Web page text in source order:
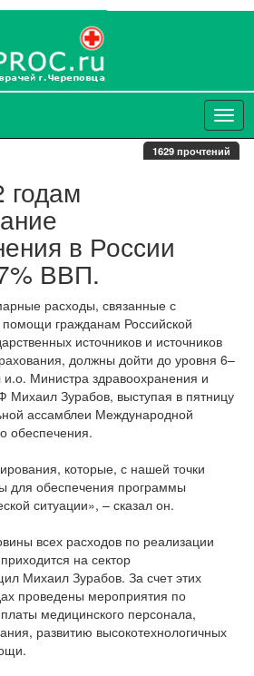
1629 прочтений
годам
в России
ВВП.
расходы, связанные с
гражданам Российской
источников и источников
должны дойти до уровня 6–
Министра здравоохранения и
Михаил Зурабов, выступая в пятницу
ассамблеи Международной
обеспечения.
которые, с нашей точки
для обеспечения программы
ситуации», – сказал он.
всех расходов по реализации
на сектор
Михаил Зурабов. За счет этих
проведены мероприятия по
медицинского персонала,
развитию высокотехнологичных